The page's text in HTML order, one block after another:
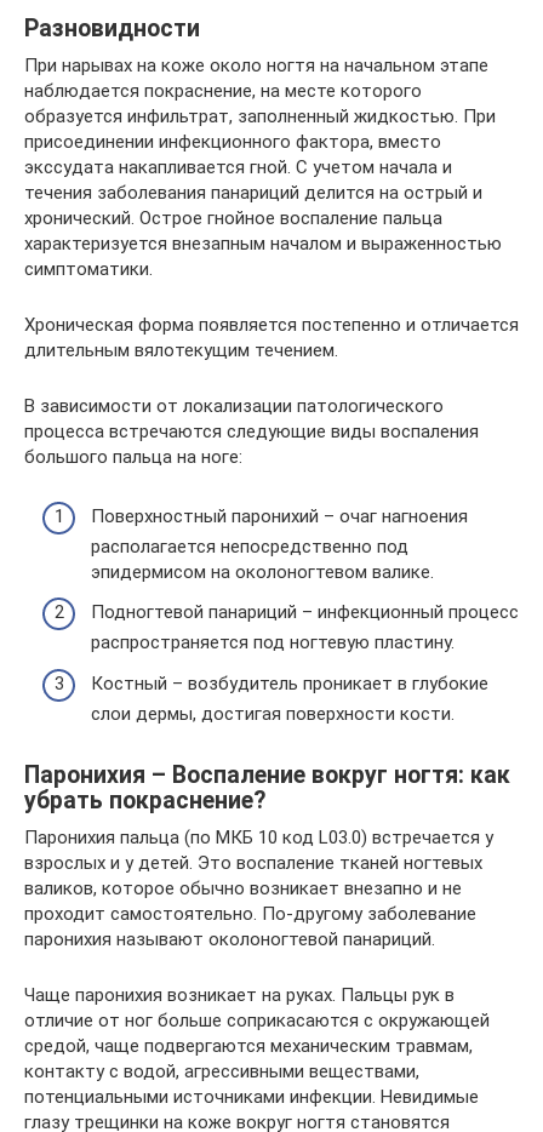
Разновидности
При нарывах на коже около ногтя на начальном этапе
наблюдается покраснение, на месте которого
образуется инфильтрат, заполненный жидкостью. При
присоединении инфекционного фактора, вместо
экссудата накапливается гной. С учетом начала и
течения заболевания панариций делится на острый и
хронический. Острое гнойное воспаление пальца
характеризуется внезапным началом и выраженностью
симптоматики.
Хроническая форма появляется постепенно и отличается
длительным вялотекущим течением.
В зависимости от локализации патологического
процесса встречаются следующие виды воспаления
большого пальца на ноге:
Поверхностный паронихий – очаг нагноения
располагается непосредственно под
эпидермисом на околоногтевом валике.
Подногтевой панариций – инфекционный процесс
распространяется под ногтевую пластину.
Костный – возбудитель проникает в глубокие
слои дермы, достигая поверхности кости.
Паронихия – Воспаление вокруг ногтя: как
убрать покраснение?
Паронихия пальца (по МКБ 10 код L03.0) встречается у
взрослых и у детей. Это воспаление тканей ногтевых
валиков, которое обычно возникает внезапно и не
проходит самостоятельно. По-другому заболевание
паронихия называют околоногтевой панариций.
Чаще паронихия возникает на руках. Пальцы рук в
отличие от ног больше соприкасаются с окружающей
средой, чаще подвергаются механическим травмам,
контакту с водой, агрессивными веществами,
потенциальными источниками инфекции. Невидимые
глазу трещинки на коже вокруг ногтя становятся